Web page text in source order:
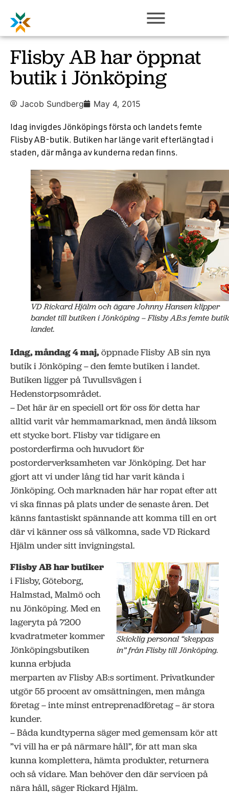
Flisby AB har öppnat
butik i Jönköping
Jacob Sundberg May 4, 2015
Idag invigdes Jönköpings första och landets femte
Flisby AB-butik. Butiken har länge varit efterlängtad i
staden, där många av kunderna redan finns.
VD Rickard Hjälm och ägare Johnny Hansen klipper
bandet till butiken i Jönköping – Flisby AB:s femte
landet.
Idag, måndag 4 maj,öppnade Flisby AB sin nya
butik i Jönköping – den femte butiken i landet.
Butiken ligger på Tuvullsvägen i
Hedenstorpsområdet.
– Det här är en speciell ort för oss för detta har
alltid varit vår hemmamarknad, men ändå liksom
ett stycke bort. Flisby var tidigare en
postorderfirma och huvudort för
postorderverksamheten var Jönköping. Det har
gjort att vi under lång tid har varit kända i
Jönköping. Och marknaden här har ropat efter att
vi ska finnas på plats under de senaste åren. Det
känns fantastiskt spännande att komma till en ort
där vi känner oss så välkomna, sade VD Rickard
Hjälm under sitt invigningstal.
Skicklig personal “skeppas
in” från Flisby till Jönköping.
Flisby AB har butiker
i Flisby, Göteborg,
Halmstad, Malmö och
nu Jönköping. Med en
lageryta på 7200
kvadratmeter kommer
Jönköpingsbutiken
kunna erbjuda
merparten av Flisby AB:s sortiment. Privatkunder
utgör 55 procent av omsättningen, men många
företag – inte minst entreprenadföretag – är stora
kunder.
– Båda kundtyperna säger med gemensam kör att
”vi vill ha er på närmare håll”, för att man ska
kunna komplettera, hämta produkter, returnera
och så vidare. Man behöver den där servicen på
nära håll, säger Rickard Hjälm.